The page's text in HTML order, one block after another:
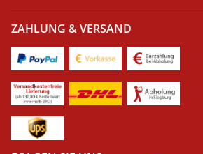
ZAHLUNG & VERSAND